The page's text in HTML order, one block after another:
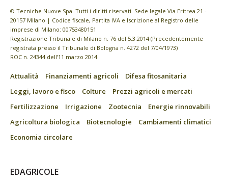
© Tecniche Nuove Spa. Tutti i diritti riservati. Sede legale Via Eritrea 21 -
20157 Milano | Codice fiscale, Partita IVA e Iscrizione al Registro delle
imprese di Milano: 00753480151
Registrazione Tribunale di Milano n. 76 del 5.3.2014 (Precedentemente
registrata presso il Tribunale di Bologna n. 4272 del 7/04/1973)
ROC n. 24344 dell’11 marzo 2014
Attualità Finanziamenti agricoli
Difesa fitosanitaria
Leggi, lavoro e fisco
Colture
Prezzi agricoli e mercati
Fertilizzazione
Irrigazione Zootecnia
Energie rinnovabili
Agricoltura biologica
Biotecnologie
Cambiamenti climatici
Economia circolare
EDAGRICOLE